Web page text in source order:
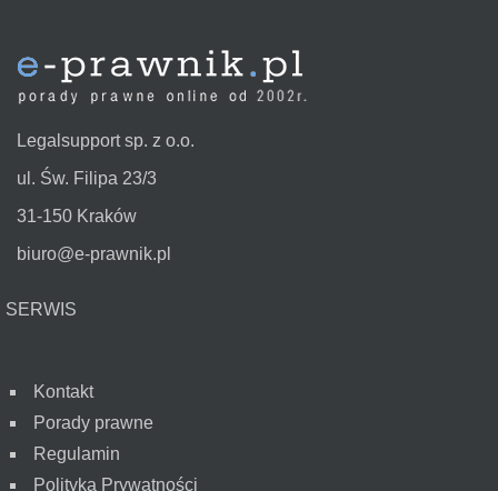
Legalsupport sp. z o.o.
ul. Św. Filipa 23/3
31-150 Kraków
biuro@e-prawnik.pl
SERWIS
Kontakt
Porady prawne
Regulamin
Polityka Prywatności